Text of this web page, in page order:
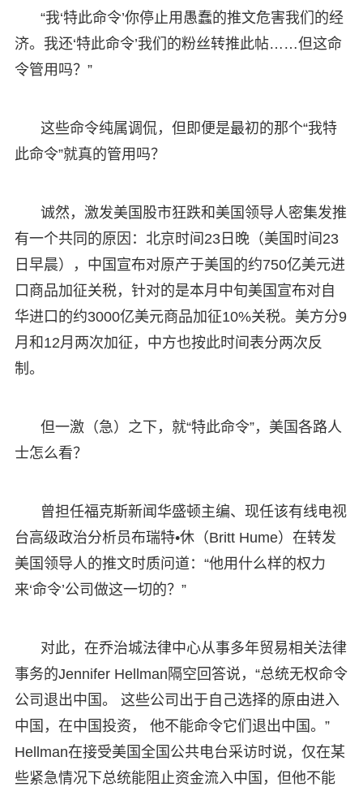
“我‘特此命令’你停止用愚蠢的推文危害我们的经
济。我还‘特此命令’我们的粉丝转推此帖……但这命
令管用吗？”
这些命令纯属调侃，但即便是最初的那个“我特
此命令”就真的管用吗？
诚然，激发美国股市狂跌和美国领导人密集发推
有一个共同的原因：北京时间23日晚（美国时间23
日早晨），中国宣布对原产于美国的约750亿美元进
口商品加征关税，针对的是本月中旬美国宣布对自
华进口的约3000亿美元商品加征10%关税。美方分9
月和12月两次加征，中方也按此时间表分两次反
制。
但一激（急）之下，就“特此命令”，美国各路人
士怎么看？
曾担任福克斯新闻华盛顿主编、现任该有线电视
台高级政治分析员布瑞特•休（Britt Hume）在转发
美国领导人的推文时质问道：“他用什么样的权力
来‘命令’公司做这一切的？”
对此，在乔治城法律中心从事多年贸易相关法律
事务的Jennifer Hellman隔空回答说，“总统无权命令
公司退出中国。 这些公司出于自己选择的原由进入
中国，在中国投资， 他不能命令它们退出中国。”
Hellman在接受美国全国公共电台采访时说，仅在某
些紧急情况下总统能阻止资金流入中国，但他不能